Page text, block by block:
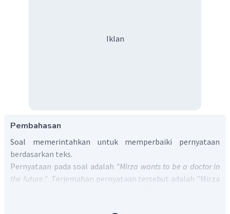
Iklan
Pembahasan
Soal memerintahkan untuk memperbaiki pernyataan
berdasarkan teks.
Pernyataan pada soal adalah "Mirza wants to be a doctor in
the future.". Terjemahan pernyataan tersebut adalah "Mirza